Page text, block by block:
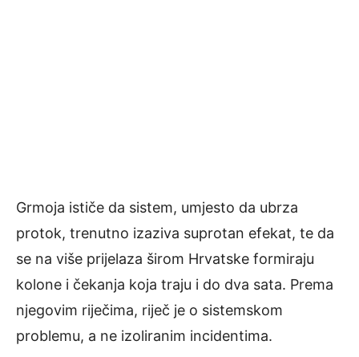
Grmoja ističe da sistem, umjesto da ubrza
protok, trenutno izaziva suprotan efekat, te da
se na više prijelaza širom Hrvatske formiraju
kolone i čekanja koja traju i do dva sata. Prema
njegovim riječima, riječ je o sistemskom
problemu, a ne izoliranim incidentima.